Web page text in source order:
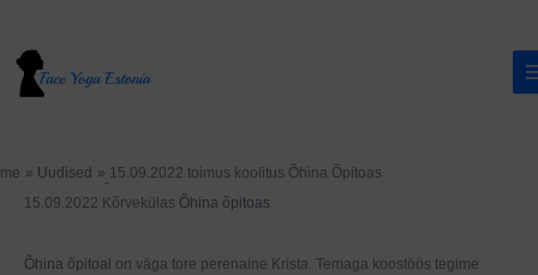
content
Uudised 15.09.2022 toimus koolitus Õhina Õpitoas
Veetsime väga toreda õhtu 🙂
15.09.2022 Kõrvekülas Õhina õpitoas
Õhina õpitoal on väga tore perenaine Krista. Temaga koostöös tegime